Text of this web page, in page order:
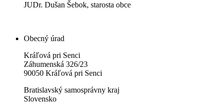
JUDr. Dušan Šebok, starosta obce
Obecný úrad
Kráľová pri Senci
Záhumenská 326/23
90050 Kráľová pri Senci
Bratislavský samosprávny kraj
Slovensko